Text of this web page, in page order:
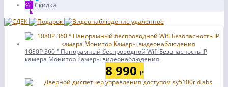
% Скидки
1080P 360 ° Панорамный беспроводной Wifi Безопасность IP
камера Монитор Камеры видеонаблюдения
8 990 ₽